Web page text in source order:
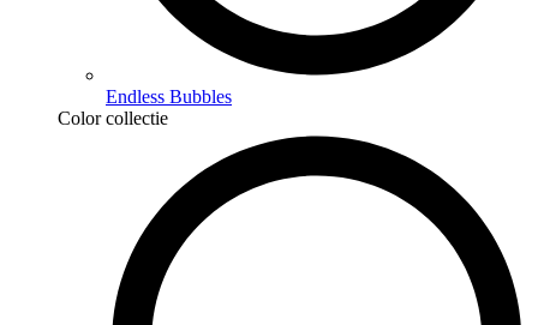
Endless Bubbles
Color collectie